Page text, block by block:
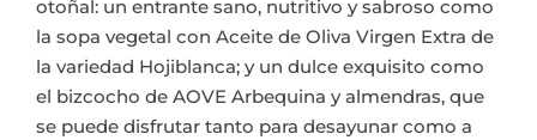
otoñal: un entrante sano, nutritivo y sabroso como
la sopa vegetal con Aceite de Oliva Virgen Extra de
la variedad Hojiblanca; y un dulce exquisito como
el bizcocho de AOVE Arbequina y almendras, que
se puede disfrutar tanto para desayunar como a